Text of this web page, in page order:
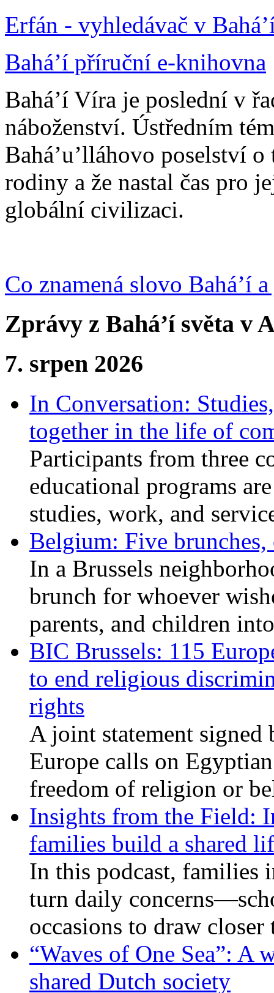
Erfán - vyhledávač v
Bahá’í příruční e-knihovna
Bahá’í Víra je poslední v
náboženství. Ústředním
Bahá’u’lláhovo poselství
rodiny a že nastal čas pro
globální civilizaci.
Co znamená slovo Bahá’í
Zprávy z Bahá’í světa v
7. srpen 2026
In Conversation:
together in the life of
Participants from three
educational programs
studies, work, and
Belgium: Five
In a Brussels
brunch for whoever
parents, and children
BIC Brussels: 115
to end religious
rights
A joint statement signed
Europe calls on
freedom of religion or
Insights from the Field:
families build a shared
In this podcast, families
turn daily
occasions to draw
“Waves of One Sea”:
shared Dutch society